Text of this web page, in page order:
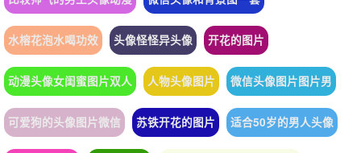
水榕花泡水喝功效 头像怪怪异头像 开花的图片
动漫头像女闺蜜图片双人 人物头像图片 微信头像图片图片男
可爱狗的头像图片微信 苏铁开花的图片 适合50岁的男人头像